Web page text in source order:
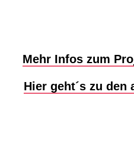
Mehr Infos zum
Hier geht´s zu den